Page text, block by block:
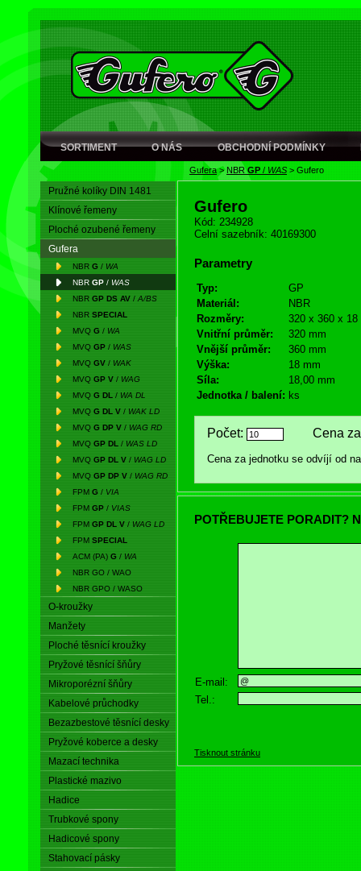
SORTIMENT O NÁS OBCHODNÍ PODMÍNKY
Gufera> NBRGP / WAS > Gufero
Pružné kolíky DIN 1481
Klínové řemeny
Ploché ozubené řemeny
Gufera
NBR G / WA
NBR GP / WAS
NBR GP DS AV / A/BS
NBR SPECIAL
MVQ G / WA
MVQ GP / WAS
MVQ GV / WAK
MVQ GP V / WAG
MVQ G DL / WA DL
MVQ G DL V / WAK LD
MVQ G DP V / WAG RD
MVQ GP DL / WAS LD
MVQ GP DL V / WAG LD
MVQ GP DP V / WAG RD
FPM G / VIA
FPM GP / VIAS
FPM GP DL V / WAG LD
FPM SPECIAL
ACM (PA) G / WA
NBR GO / WAO
NBR GPO / WASO
O-kroužky
Manžety
Ploché těsnící kroužky
Pryžové těsnící šňůry
Mikroporézní šňůry
Kabelové průchodky
Bezazbestové těsnící desky
Pryžové koberce a desky
Mazací technika
Plastické mazivo
Hadice
Trubkové spony
Hadicové spony
Stahovací pásky
Gufero
Kód: 234928
Celní sazebník: 40169300
Parametry
Typ:
GP
Materiál:
NBR
Rozměry:
320 x 360 x 18
Vnitřní průměr:
320 mm
Vnější průměr:
360 mm
Výška:
18 mm
Síla:
18,00 mm
Jednotka / balení: ks
Počet: Cena za
Cena za jednotku se odvíjí od
POTŘEBUJETE PORADIT?
E-mail:
Tel.:
Tisknout stránku